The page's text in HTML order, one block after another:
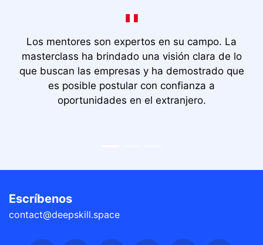
Los mentores son expertos en su campo. La
masterclass ha brindado una visión clara de lo
que buscan las empresas y ha demostrado que
es posible postular con confianza a
oportunidades en el extranjero.
Escríbenos
contact@deepskill.space